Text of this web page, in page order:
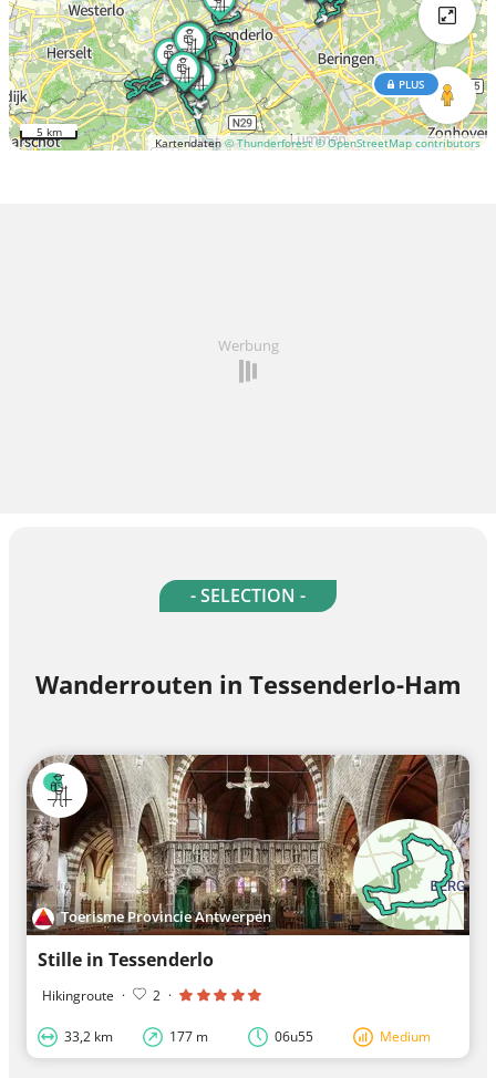
Kartendaten© Thunderforest © OpenStreetMap contributors
PLUS
5 km
Werbung
- SELECTION -
Wanderrouten in Tessenderlo-Ham
Toerisme Provincie Antwerpen
Stille in Tessenderlo
Hikingroute · 2 ·
33,2 km 177 m 06u55 Medium